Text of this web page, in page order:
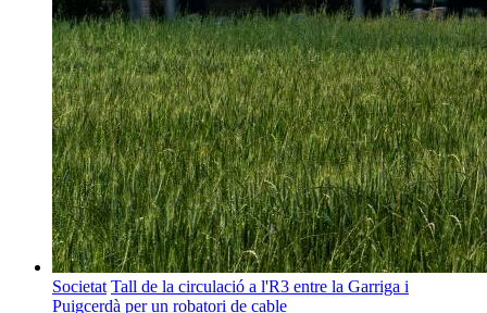
Societat Tall de la circulació a l'R3 entre la Garriga i
Puigcerdà per un robatori de cable